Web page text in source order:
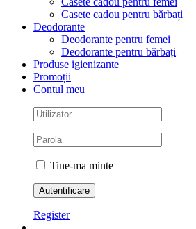
Casete cadou pentru bărbați
Deodorante
Deodorante pentru femei
Deodorante pentru bărbați
Produse igienizante
Promoții
Contul meu
Tine-ma minte
Register